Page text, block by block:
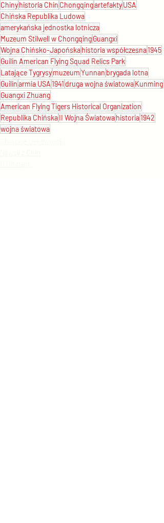
Chinyhistoria Chin ChongqingartefaktyUSA
Chińska Republika Ludowa
amerykańska jednostka lotnicza
Muzeum Stilwell w ChongqingGuangxi
Wojna Chińsko-Japońskahistoria współczesna1945
Guilin American Flying Squad Relics Park
Latające TygrysymuzeumYunnan brygada lotna
Guilinarmia USA1941druga wojna światowaKunming
Guangxi Zhuang
American Flying Tigers Historical Organization
Republika ChińskaII Wojna Światowahistoria1942
wojna światowa